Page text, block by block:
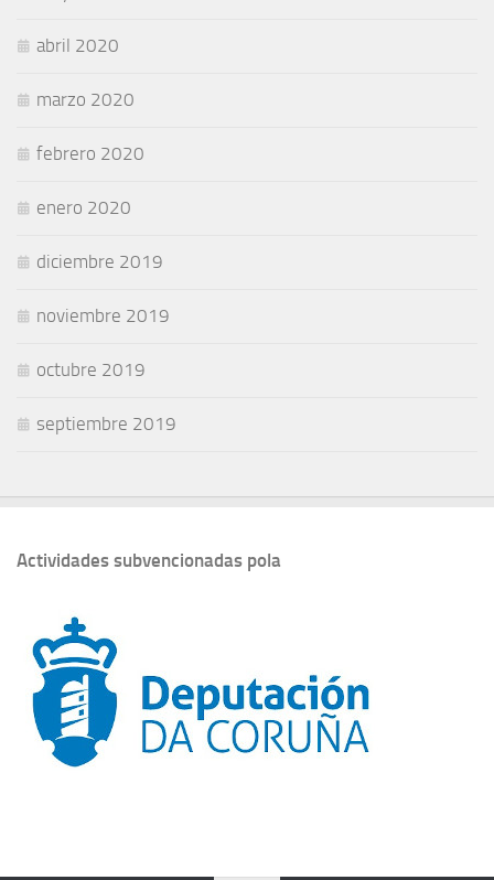
abril 2020
marzo 2020
febrero 2020
enero 2020
diciembre 2019
noviembre 2019
octubre 2019
septiembre 2019
Actividades subvencionadas pola